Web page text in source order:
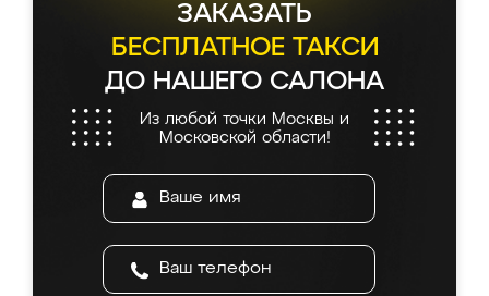
ЗАКАЗАТЬ
БЕСПЛАТНОЕ ТАКСИ
ДО НАШЕГО САЛОНА
Из любой точки Москвы и
Московской области!